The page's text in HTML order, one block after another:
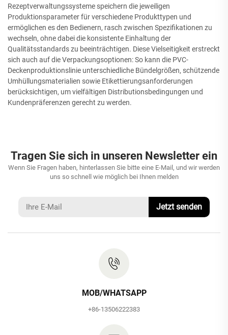
Rezeptverwaltungssysteme speichern die jeweiligen
Produktionsparameter für verschiedene Produkttypen und
ermöglichen es den Bedienern, rasch zwischen Spezifikationen zu
wechseln, ohne dabei die konsistente Einhaltung der
Qualitätsstandards zu beeinträchtigen. Diese Vielseitigkeit erstreckt
sich auch auf die Verpackungsoptionen: So kann die PVC-
Deckenproduktionslinie unterschiedliche Bündelgrößen, schützende
Umhüllungsmaterialien sowie Etikettierungsanforderungen
berücksichtigen, um vielfältigen Distributionsbedingungen und
Kundenpräferenzen gerecht zu werden.
Tragen Sie sich in unseren Newsletter ein
Wenn Sie Fragen haben, hinterlassen Sie bitte eine E-Mail, und wir werden
uns so schnell wie möglich bei Ihnen melden
Jetzt senden
MOB/WHATSAPP
+86-13506222383